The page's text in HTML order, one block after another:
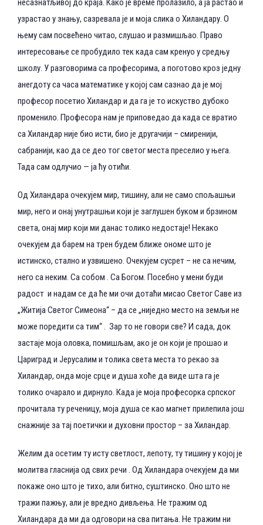
несазнатљивој до краја. Како је време пролазило, а ја растао и
узрастао у знању, сазревала је и моја слика о Хиландару. О
њему сам посвећено читао, слушао и размишљао. Право
интересовање се пробудило тек када сам кренуо у средњу
школу. У разговорима са професорима, а поготово кроз једну
анегдоту са часа математике у којој сам сазнао да је мој
професор посетио Хиландар и да га је то искуство дубоко
променило. Професора нам је приповедао да када се вратио
са Хиландар није био исти, био је другачији – смиренији,
сабранији, као да се део тог светог места преселио у њега.
Тада сам одлучио — ја ћу отићи.
Од Хиландара очекујем мир, тишину, али не само спољашњи
мир, него и онај унутрашњи који је заглушен буком и брзином
света, онај мир који ми данас толико недостаје! Некако
очекујем да барем на трен будем ближе ономе што је
истинско, стално и узвишено. Oчекујем сусрет – не са нечим,
него са неким. Са собом . Са Богом. Посебно у мени буди
радост и надам се да ће ми очи дотаћи мисао Светог Саве из
„Житија Светог Симеона“ – да се „ниједно место на земљи не
може поредити са тим“ . Зар то не говори све? И сада, док
застаје моја оловка, помишљам, ако је он који је прошао и
Цариград и Јерусалим и толика света места то рекао за
Хиландар, онда моје срце и душа хоће да виде шта га је
толико очарало и дирнуло. Када је моја професорка српског
прочитала ту реченицу, моја душа се као магнет прилепила још
снажније за тај поетички и духовни простор – за Хиландар.
Желим да осетим ту исту светлост, лепоту, ту тишину у којој је
молитва гласнија од свих речи . Од Хиландара очекујем да ми
покаже оно што је тихо, али битно, суштинско. Оно што не
тражи пажњу, али је вредно дивљења. Не тражим од
Хиландара да ми да одговори на сва питања. Не тражим ни